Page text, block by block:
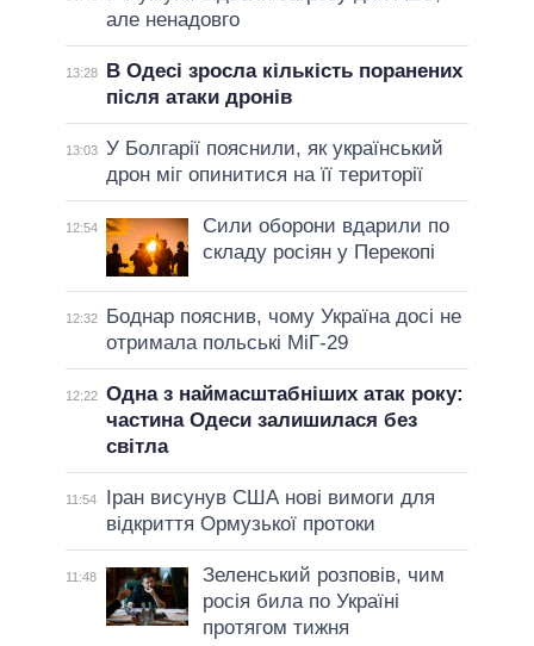
але ненадовго
13:28
В Одесі зросла кількість поранених
після атаки дронів
13:03 У Болгарії пояснили, як український
дрон міг опинитися на її території
12:54
Сили оборони вдарили по
складу росіян у Перекопі
12:32
Боднар пояснив, чому Україна досі не
отримала польські МіГ-29
12:22 Одна з наймасштабніших атак року:
частина Одеси залишилася без
світла
11:54
Іран висунув США нові вимоги для
відкриття Ормузької протоки
11:48
Зеленський розповів, чим
росія била по Україні
протягом тижня